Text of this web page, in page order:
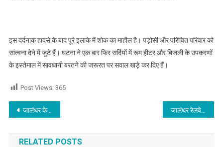
इस दर्दनाक हादसे के बाद पूरे इलाके में शोक का माहौल है। पड़ोसी और परिचित परिवार को
सांत्वना देने में जुटे हैं। घटना ने एक बार फिर सर्दियों में रूम हीटर और बिजली के उपकरणों
के इस्तेमाल में सावधानी बरतने की जरूरत पर सवाल खड़े कर दिए हैं।
Post Views: 365
Post navigation
जालंधर के इस इलाके में पुरानी रंजिश ने लिया हिंसक रूप, युवक पर फायरिंग से मचा हड़कंप
RELATED POSTS